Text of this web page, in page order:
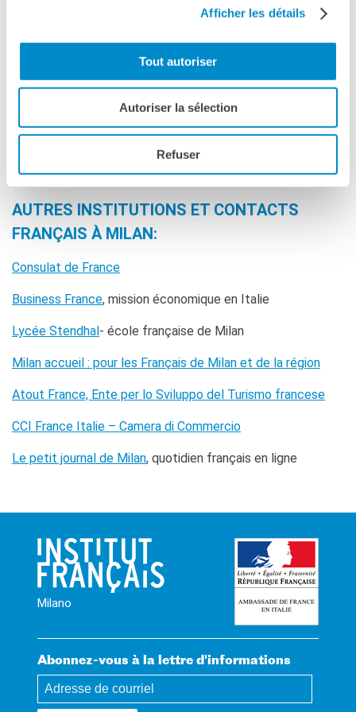
Afficher les détails
Tout autoriser
Autoriser la sélection
Refuser
vendredi : 10h00 - 14h00
samedi : 06/06 et 20/06 09h30 - 12h00
CINÉMA - CULTURE
milano@institutfrancais.it
AUTRES INSTITUTIONS ET CONTACTS
FRANÇAIS À MILAN:
Consulat de France
Business France, mission économique en Italie
Lycée Stendhal - école française de Milan
Milan accueil : pour les Français de Milan et de la région
Atout France, Ente per lo Sviluppo del Turismo francese
CCI France Italie – Camera di Commercio
Le petit journal de Milan, quotidien français en ligne
Milano
Abonnez-vous à la lettre d'informations